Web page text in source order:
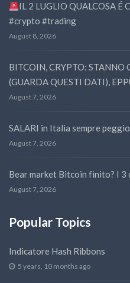
IL 2 LUGLIO QUALCOSA
#crypto #trading
August 8, 2026
BITCOIN, CRYPTO:
(GUARDA QUESTI DATI),
August 7, 2026
SALARI in Italia sempre
August 7, 2026
Bear market Bitcoin finito? I 3
August 7, 2026
Popular Topics
Indicatore Hash Ribbons
5 years, 10 months ago